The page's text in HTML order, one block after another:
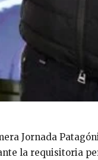
Jornada
la requisitoria